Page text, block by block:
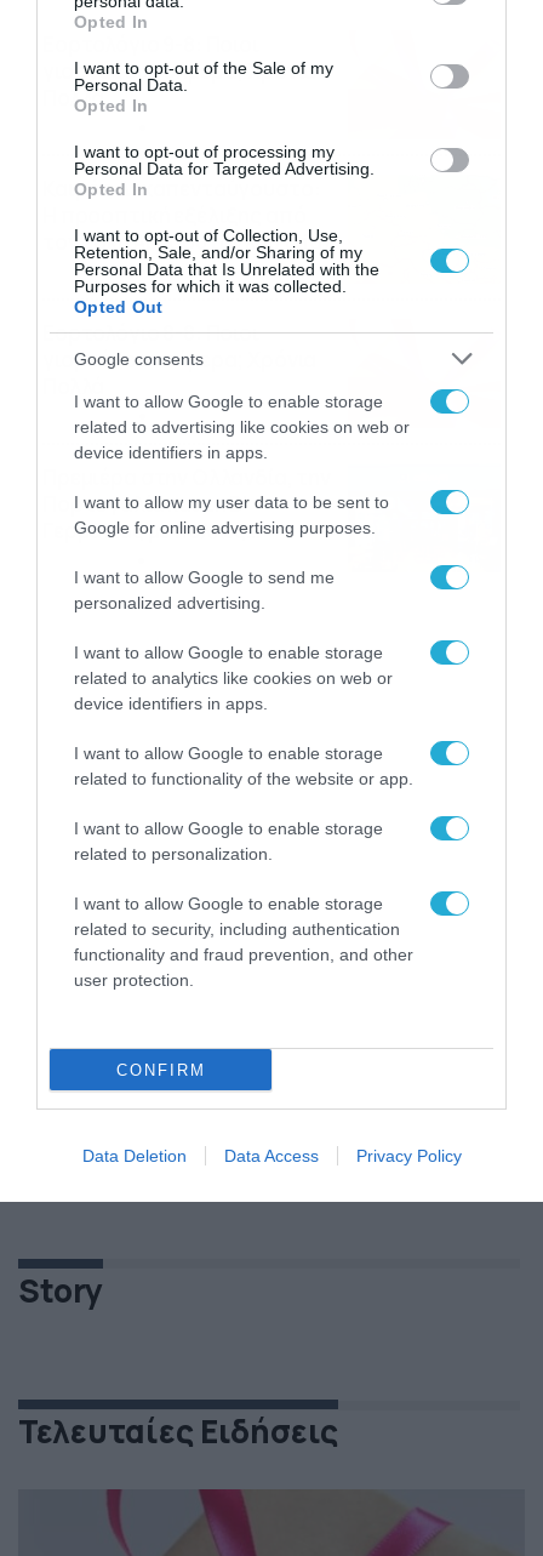
grant or deny consent to Google and its third-party tags to
use your data for below specified purposes in below Google
consent section.
Opted In
I want to opt-out of the Sale of my
Personal Data.
Opted In
I want to opt-out of processing my
Personal Data for Targeted Advertising.
Opted In
I want to opt-out of Collection, Use,
Retention, Sale, and/or Sharing of my
Personal Data that Is Unrelated with the
Purposes for which it was collected.
Opted Out
Google consents
I want to allow Google to enable storage
related to advertising like cookies on web or
device identifiers in apps.
I want to allow my user data to be sent to
Google for online advertising purposes.
I want to allow Google to send me
personalized advertising.
I want to allow Google to enable storage
related to analytics like cookies on web or
device identifiers in apps.
I want to allow Google to enable storage
related to functionality of the website or app.
I want to allow Google to enable storage
related to personalization.
I want to allow Google to enable storage
related to security, including authentication
functionality and fraud prevention, and other
user protection.
CONFIRM
Data Deletion Data Access Privacy Policy
γιορτάζουν σήμερα; Χρόνια
Πολλά
Καιρός Δεκαπενταύγουστο:
τον Σάκη Αρναούτογλου (vid)
08/08/2026 08:51
Εορτολόγιο 8-8: Ποιοι
γιορτάζουν σήμερα; Χρόνια
08/08/2026 08:25
Πορτογαλία και τη Β’
Γερμανίας με πολλές
το ΠΑΜΕ ΣΤΟΙΧΗΜΑ
Story
Τελευταίες Ειδήσεις